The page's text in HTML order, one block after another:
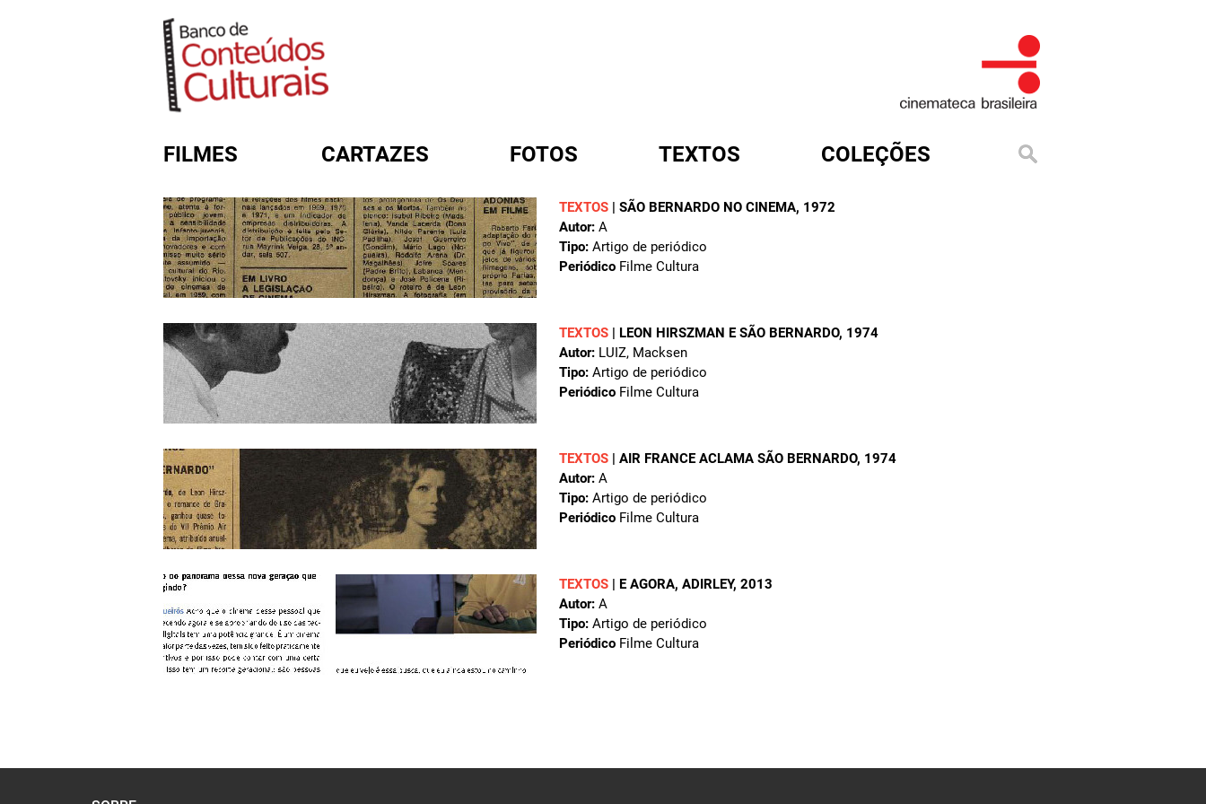
FILMES CARTAZES FOTOS TEXTOS COLEÇÕES
TEXTOS | SÃO BERNARDO NO CINEMA, 1972
Autor: A
Tipo: Artigo de periódico
Periódico Filme Cultura
TEXTOS | LEON HIRSZMAN E SÃO BERNARDO, 1974
Autor: LUIZ, Macksen
Tipo: Artigo de periódico
Periódico Filme Cultura
TEXTOS | AIR FRANCE ACLAMA SÃO BERNARDO, 1974
Autor: A
Tipo: Artigo de periódico
Periódico Filme Cultura
TEXTOS | E AGORA, ADIRLEY, 2013
Autor: A
Tipo: Artigo de periódico
Periódico Filme Cultura
FORMULÁRIO DE BUSCA